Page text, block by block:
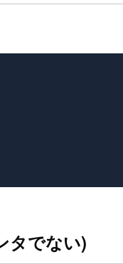
タでない)